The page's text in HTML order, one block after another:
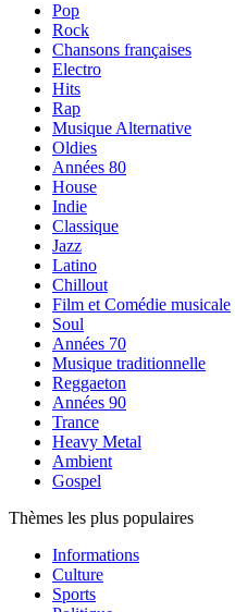
Pop
Rock
Chansons françaises
Electro
Hits
Rap
Musique Alternative
Oldies
Années 80
House
Indie
Classique
Jazz
Latino
Chillout
Film et Comédie musicale
Soul
Années 70
Musique traditionnelle
Reggaeton
Années 90
Trance
Heavy Metal
Ambient
Gospel
Thèmes les plus populaires
Informations
Culture
Sports